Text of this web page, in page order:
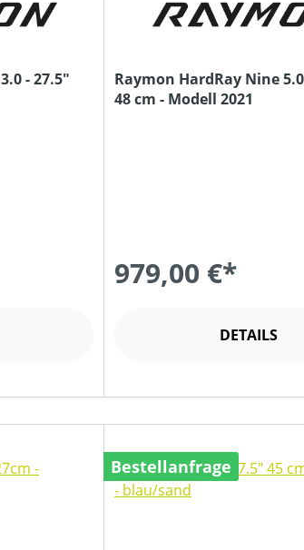
- 27.5"
Raymon HardRay Nine
48 cm - Modell 2021
979,00 €*
DETAILS
Bestellanfrage